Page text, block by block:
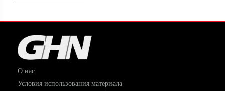
О нас
Условия использования материала